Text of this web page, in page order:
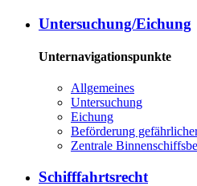
Untersuchung/Eichung
Unternavigationspunkte
Allgemeines
Untersuchung
Eichung
Beförderung
Zentrale
Schifffahrtsrecht